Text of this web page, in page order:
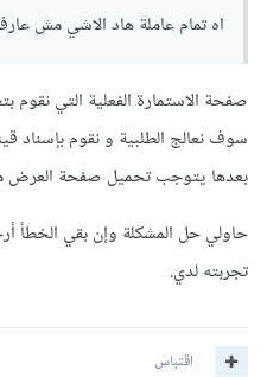
اه تمام عاملة هاد الاشي مش
بعدها يتوجب تحميل صفحة العرض
حاولي حل المشكلة وإن بقي الخطأ
تجربته لدي.
اقتباس